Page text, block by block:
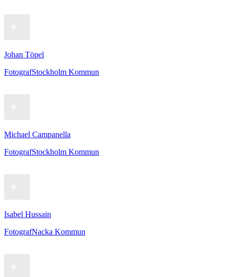
Johan Töpel
FotografStockholm Kommun
Michael Campanella
FotografStockholm Kommun
Isabel Hussain
FotografNacka Kommun